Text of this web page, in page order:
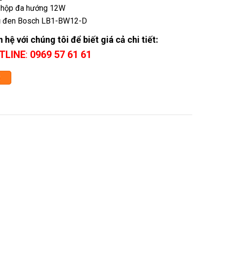
đa hướng 12W
đen Bosch LB1-BW12-D
hệ với chúng tôi để biết giá cả chi tiết:
: 0969 57 61 61